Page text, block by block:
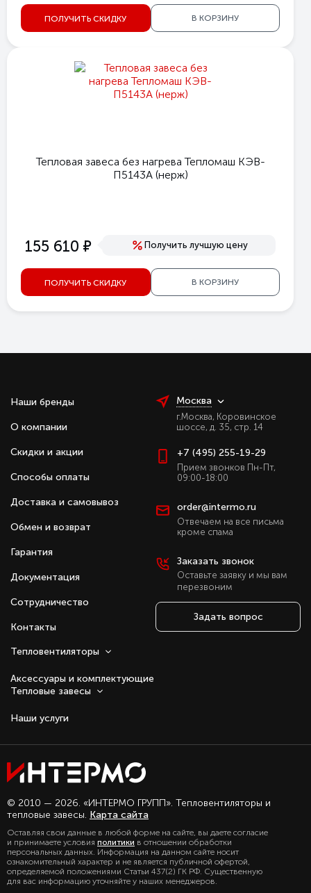
ПОЛУЧИТЬ СКИДКУ В КОРЗИНУ
Тепловая завеса без нагрева Тепломаш КЭВ-
П5143А (нерж)
155 610 е Получить лучшую цену
ПОЛУЧИТЬ СКИДКУ В КОРЗИНУ
Наши бренды
О компании
Скидки и акции
Способы оплаты
Доставка и самовывоз
Обмен и возврат
Гарантия
Документация
Сотрудничество
Контакты
Тепловентиляторы
Аксессуары и комплектующие
Тепловые завесы
Наши услуги
Москва
г.Москва, Коровинское
шоссе, д. 35, стр. 14
+7 (495) 255-19-29
Прием звонков Пн-Пт,
09:00-18:00
order@intermo.ru
Отвечаем на все письма
кроме спама
Заказать звонок
Оставьте заявку и мы вам
перезвоним
Задать вопрос
© 2010 — 2026. «ИНТЕРМО ГРУПП». Тепловентиляторы и
тепловые завесы. Карта сайта
Оставляя свои данные в любой форме на сайте, вы даете согласие
и принимаете условия политики в отношении обработки
персональных данных. Информация на данном сайте носит
ознакомительный характер и не является публичной офертой,
определяемой положениями Статьи 437(2) ГК РФ. Существенную
для вас информацию уточняйте у наших менеджеров.
Оставаясь с нами, вы соглашаетесь на
использование файлов куки.
персональных данных, можете
ознакомиться в нашем разделе
политика конфиденциальности